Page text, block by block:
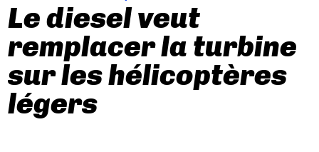
Le diesel veut
remplacer la turbine
sur les hélicoptères
légers